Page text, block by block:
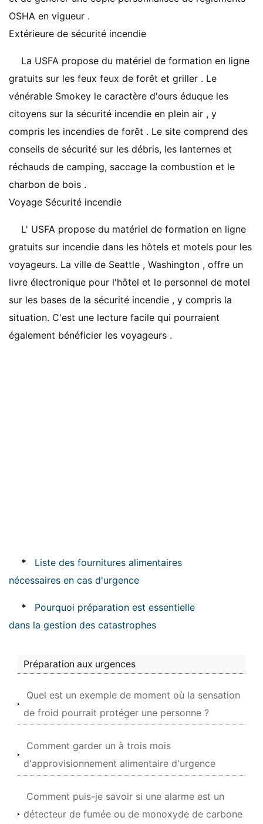
OSHA en vigueur .
Extérieure de sécurité incendie
La USFA propose du matériel de formation en ligne
gratuits sur les feux feux de forêt et griller . Le
vénérable Smokey le caractère d'ours éduque les
citoyens sur la sécurité incendie en plein air , y
compris les incendies de forêt . Le site comprend des
conseils de sécurité sur les débris, les lanternes et
réchauds de camping, saccage la combustion et le
charbon de bois .
Voyage Sécurité incendie
L' USFA propose du matériel de formation en ligne
gratuits sur incendie dans les hôtels et motels pour les
voyageurs. La ville de Seattle , Washington , offre un
livre électronique pour l'hôtel et le personnel de motel
sur les bases de la sécurité incendie , y compris la
situation. C'est une lecture facile qui pourraient
également bénéficier les voyageurs .
*
Liste des fournitures alimentaires
nécessaires en cas d'urgence
*
Pourquoi préparation est essentielle
dans la gestion des catastrophes
Préparation aux urgences
Quel est un exemple de moment où la sensation
de froid pourrait protéger une personne ?
Comment garder un à trois mois
d'approvisionnement alimentaire d'urgence
Comment puis-je savoir si une alarme est un
détecteur de fumée ou de monoxyde de carbone